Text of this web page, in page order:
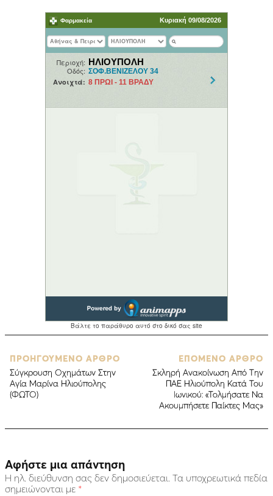
ΠΡΟΗΓΟΥΜΕΝΟ ΑΡΘΡΟ
Σύγκρουση Οχημάτων Στην
Αγία Μαρίνα Ηλιούπολης
(ΦΩΤΟ)
ΕΠΟΜΕΝΟ ΑΡΘΡΟ
Σκληρή Ανακοίνωση Από Την
ΠΑΕ Ηλιούπολη Κατά Του
Ιωνικού: «Τολμήσατε Να
Ακουμπήσετε Παίκτες Μας»
Αφήστε μια απάντηση
Η ηλ. διεύθυνση σας δεν δημοσιεύεται. Τα υποχρεωτικά πεδία
σημειώνονται με *